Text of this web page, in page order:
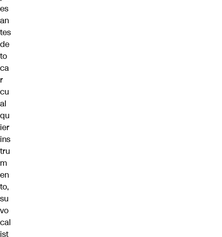
es
an
tes
de
to
ca
r
cu
al
qu
ier
ins
tru
m
en
to,
su
vo
cal
ist